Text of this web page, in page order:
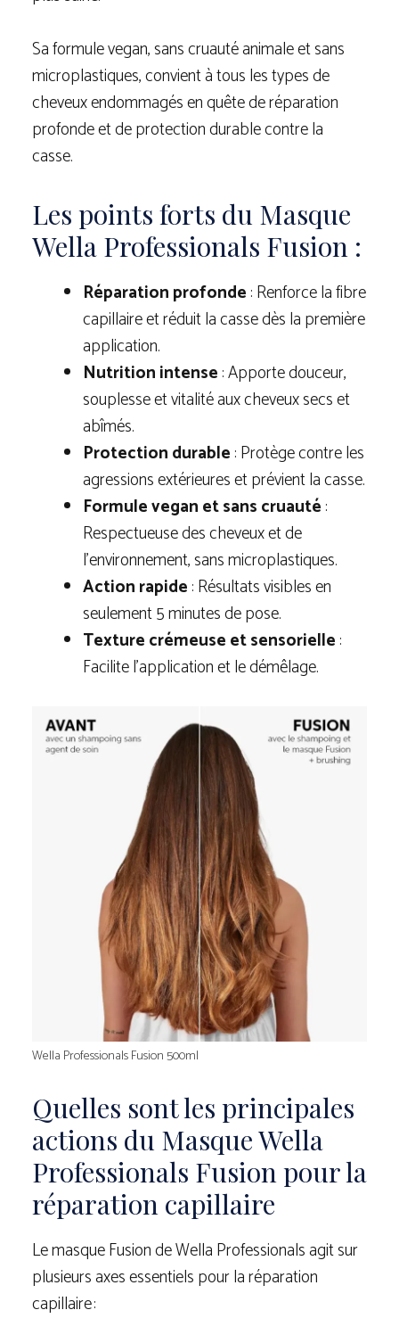
Sa formule vegan, sans cruauté animale et sans
microplastiques, convient à tous les types de
cheveux endommagés en quête de réparation
profonde et de protection durable contre la
casse.
Les points forts du Masque
Wella Professionals Fusion :
Réparation profonde: Renforce la fibre
capillaire et réduit la casse dès la première
application.
Nutrition intense: Apporte douceur,
souplesse et vitalité aux cheveux secs et
abîmés.
Protection durable: Protège contre les
agressions extérieures et prévient la casse.
Formule vegan et sans cruauté:
Respectueuse des cheveux et de
l’environnement, sans microplastiques.
Action rapide: Résultats visibles en
seulement 5 minutes de pose.
Texture crémeuse et sensorielle:
Facilite l’application et le démêlage.
Wella Professionals Fusion 500ml
Quelles sont les principales
actions du Masque Wella
Professionals Fusion pour la
réparation capillaire
Le masque Fusion de Wella Professionals agit sur
plusieurs axes essentiels pour la réparation
capillaire :